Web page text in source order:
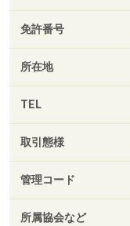
免許番号
所在地
TEL
取引態様
管理コード
所属協会など